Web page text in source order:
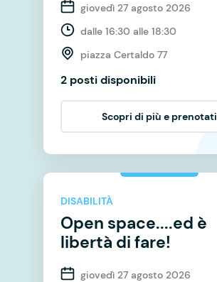
giovedì 27 agosto 2026
dalle 16:30 alle 18:30
piazza Certaldo 77
2 posti disponibili
Scopri di più e prenotati
DISABILITÀ
Open space....ed è
libertà di fare!
giovedì 27 agosto 2026